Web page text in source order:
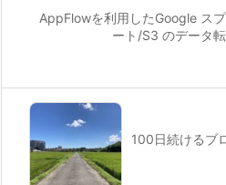
AppFlowを利用したGoogle ス
ート/S3 のデータ
100日続けるブ